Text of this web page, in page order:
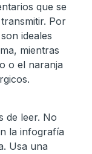
que se
Por
ideales
mientras
o el naranja
de leer. No
la infografía
Usa una